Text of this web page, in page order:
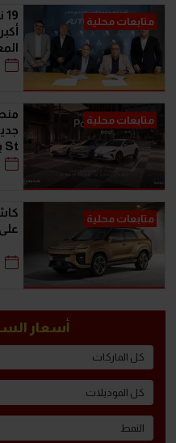
متابعات محلية
متابعات محلية
St بالتجمع الخامس"
متابعات محلية
على KGM أكتيون
أسعار
كل الماركات
كل الموديلات
النمط